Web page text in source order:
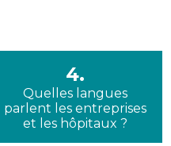
4.
Quelles langues
parlent les entreprises
et les hôpitaux ?